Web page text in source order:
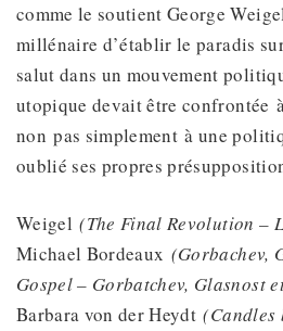
comme le soutient George
millénaire d’établir le paradis
salut dans un mouvement
utopique devait être confrontée
non pas simplement à une
oublié ses propres
Weigel(The Final Revolution –
Michael Bordeaux (Gorbachev,
Gospel – Gorbatchev, Glasnost
Barbara von der Heydt(Candles